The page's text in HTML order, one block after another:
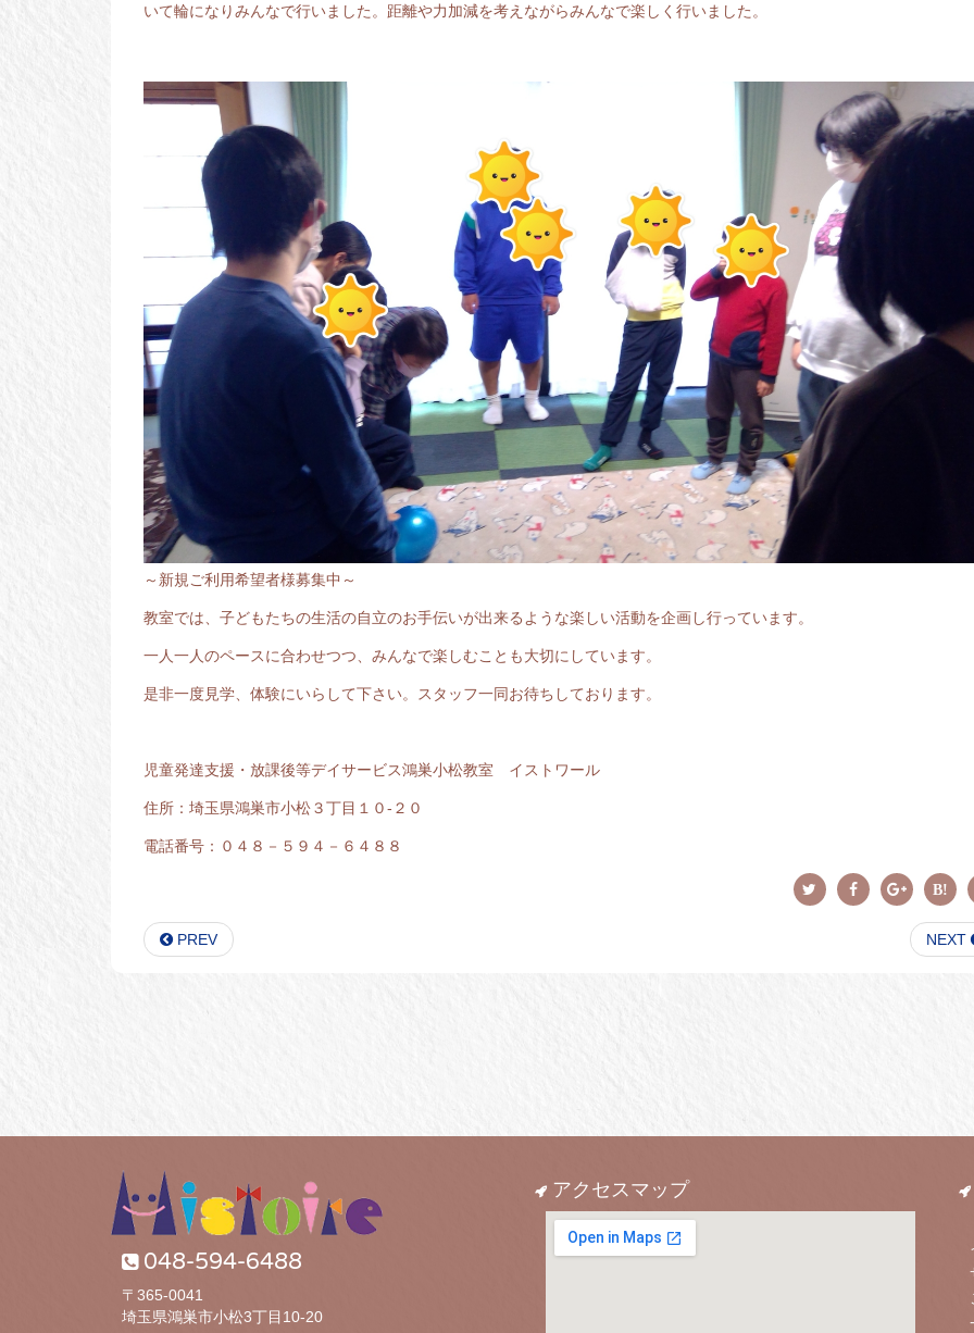
いて輪になりみんなで行いました。距離や力加減を考えながらみんなで楽しく行いました。
～新規ご利用希望者様募集中～
教室では、子どもたちの生活の自立のお手伝いが出来るような楽しい活動を企画し行っています。
一人一人のペースに合わせつつ、みんなで楽しむことも大切にしています。
是非一度見学、体験にいらして下さい。スタッフ一同お待ちしております。
児童発達支援・放課後等デイサービス鴻巣小松教室 イストワール
住所：埼玉県鴻巣市小松３丁目１０-２０
電話番号：０４８－５９４－６４８８
PREV NEXT
048-594-6488
〒365-0041
埼玉県鴻巣市小松3丁目10-20
アクセスマップ